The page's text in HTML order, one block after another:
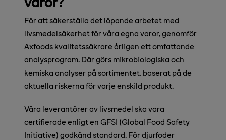
För att säkerställa det löpande arbetet med
livsmedelsäkerhet för våra egna varor, genomför
Axfoods kvalitetssäkrare årligen ett omfattande
analysprogram. Där görs mikrobiologiska och
kemiska analyser på sortimentet, baserat på de
aktuella riskerna för varje enskild produkt.
Våra leverantörer av livsmedel ska vara
certifierade enligt en GFSI (Global Food Safety
Initiative) godkänd standard. För djurfoder